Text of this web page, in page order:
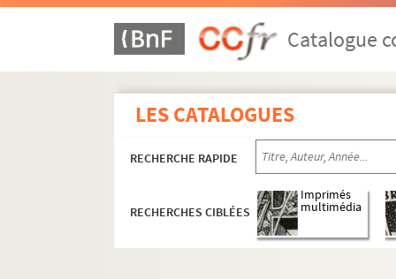
Catalogue
LES CATALOGUES
RECHERCHE RAPIDE
RECHERCHES CIBLÉES
Imprimés
multimédia